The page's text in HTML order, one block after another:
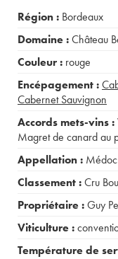
Région : Bordeaux
Domaine :Château
Couleur : rouge
Encépagement :
Cabernet Sauvignon
Accords mets-vins :
Magret de canard au
Appellation : Médoc
Classement :Cru
Propriétaire :Guy
Viticulture :
Température de